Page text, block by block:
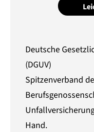
Deutsche
(DGUV)
Spitzenverband
Hand.